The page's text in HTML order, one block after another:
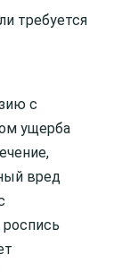
требуется
с
ущерба
вред